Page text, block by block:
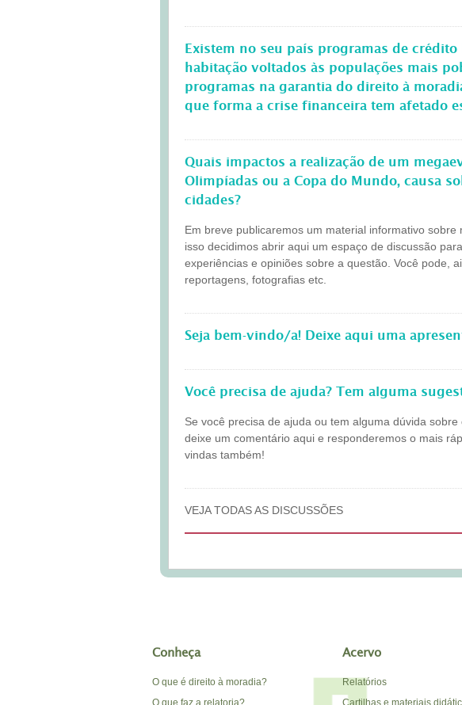
Existem no seu país programas de
habitação voltados às populações mais
programas na garantia do direito à
que forma a crise financeira tem afetado
Quais impactos a realização de um
Olimpíadas ou a Copa do Mundo, causa
cidades?
Em breve publicaremos um material informativo
isso decidimos abrir aqui um espaço de discussão
experiências e opiniões sobre a questão. Você pode,
reportagens, fotografias etc.
Seja bem-vindo/a! Deixe aqui uma
Você precisa de ajuda? Tem alguma
Se você precisa de ajuda ou tem alguma dúvida
deixe um comentário aqui e responderemos o mais
vindas também!
VEJA TODAS AS DISCUSSÕES
Conheça
O que é direito à moradia?
O que faz a relatoria?
Acervo
Relatórios
Cartilhas e materiais